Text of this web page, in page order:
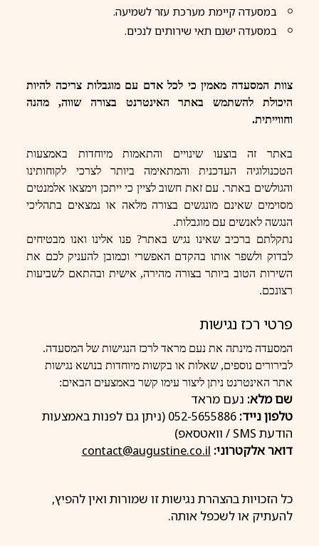
במסעדה קיימת מערכת עזר לשמיעה.
במסעדה ישנם תאי שירותים לנכים.
צוות המסעדה מאמין כי לכל אדם עם מוגבלות צריכה להיות
היכולת להשתמש באתר האינטרנט בצורה שווה, מהנה
וחווייתית.
באתר זה בוצעו שינויים והתאמות מיוחדות באמצעות
הטכנולוגיה העדכנית והמתאימה ביותר לצרכי לקוחותינו
והגולשים באתר. עם זאת חשוב לציין כי ייתכן וימצאו אלמנטים
מסוימים שאינם מונגשים בצורה מלאה או נמצאים בתהליכי
הנגשה לאנשים עם מוגבלות.
נתקלתם ברכיב שאינו נגיש באתר? פנו אלינו ואנו מבטיחים
לבדוק ולשפר אותו בהקדם האפשרי וכמובן להעניק לכם את
השירות הטוב ביותר בצורה מהירה, אישית ובהתאם לשביעות
רצונכם.
פרטי רכז נגישות
המסעדה מינתה את נעם מראד לרכז הנגישות של המסעדה.
לבירורים נוספים, שאלות או בקשות מיוחדות בנושא נגישות
אתר האינטרנט ניתן ליצור עימו קשר באמצעים הבאים:
שם מלא: נעם מראד
טלפון נייד:
052-5655886 (ניתן גם לפנות באמצעות
הודעת SMS / וואטסאפ)
דואר אלקטרוני: contact@augustine.co.il
כל הזכויות בהצהרת נגישות זו שמורות ואין להפיץ,
להעתיק או לשכפל אותה.